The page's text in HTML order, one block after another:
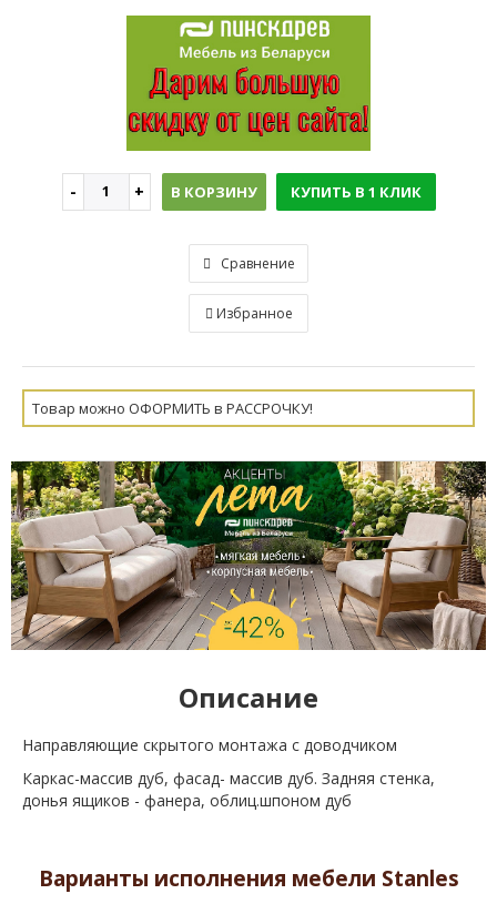
В КОРЗИНУ КУПИТЬ В 1 КЛИК
Сравнение
Избранное
Товар можно ОФОРМИТЬ в РАССРОЧКУ!
Описание
Направляющие скрытого монтажа с доводчиком
Каркас-массив дуб, фасад- массив дуб. Задняя стенка,
донья ящиков - фанера, облиц.шпоном дуб
Варианты исполнения мебели Stanles